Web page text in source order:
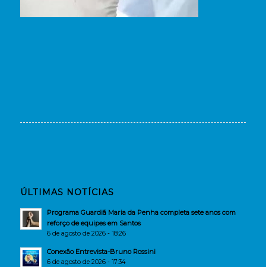
ÚLTIMAS NOTÍCIAS
Programa Guardiã Maria da Penha completa sete anos com
reforço de equipes em Santos
6 de agosto de 2026 - 18:26
Conexão Entrevista-Bruno Rossini
6 de agosto de 2026 - 17:34